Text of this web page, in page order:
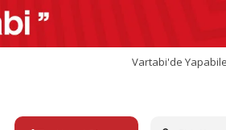
Vartabi'de